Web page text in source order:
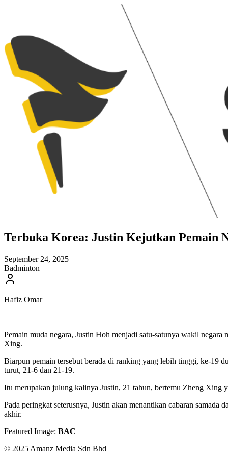
Terbuka Korea: Justin Kejutkan Pemain
September 24, 2025
Badminton
Hafiz Omar
Pemain muda negara, Justin Hoh menjadi satu-satunya wakil
Xing.
Biarpun pemain tersebut berada di ranking yang lebih tinggi, ke-19
turut, 21-6 dan 21-19.
Itu merupakan julung kalinya Justin, 21 tahun, bertemu Zheng Xing
Pada peringkat seterusnya, Justin akan menantikan cabaran
akhir.
Featured Image: BAC
© 2025 Amanz Media Sdn Bhd